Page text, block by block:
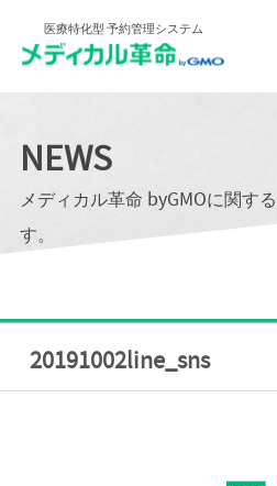
医療特化型 予約管理システム
NEWS
メディカル革命 byGMOに関す
す。
20191002line_sns